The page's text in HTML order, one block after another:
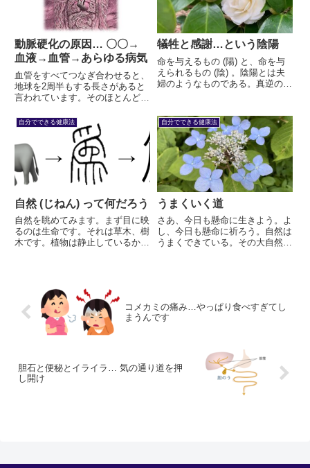
動脈硬化の原因… 〇〇→
血液→血管→あらゆる病気
血管をすべてつなぎ合わせると、
地球を2周半もする長さがあると
言われています。そのほとんどが
血管の集まりであると言っても過
言ではありません。脳も、肝臓
も、肺も腎臓も、毛細血管の塊な
のです。その血管がボロボロにな
っ...
犠牲と感謝…という陰陽
命を与えるもの (陽) と、命を与
えられるもの (陰) 。陰陽とは夫
婦のようなものである。真逆の概
い、高め合う関係である。陰陽が
交流することによって、より大き
な幸せが生まれる。
自分でできる健康法
自然 (じねん) って何だろう
自然を眺めてみます。まず目に映
るのは生命です。それは草木、樹
木です。植物は静止しているかに
かう方向、それは肯定的であり、
健全にして健康です。
自分でできる健康法
うまくいく道
さあ、今日も懸命に生きよう。よ
し、今日も懸命に祈ろう。自然は
うまくできている。その大自然に
コメカミの痛み…やっぱり食べすぎてし
まうんです
胆石と便秘とイライラ… 気の通り道を押
し開け